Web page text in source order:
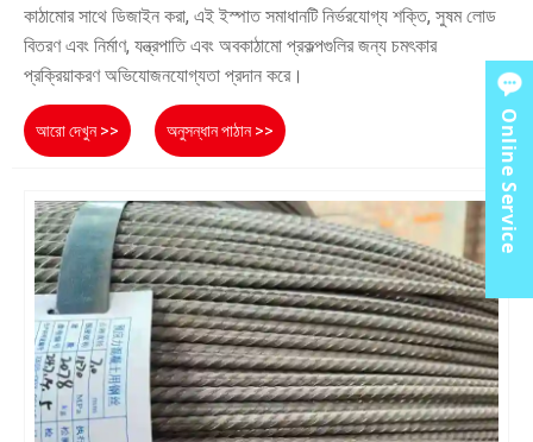
কাঠামোর সাথে ডিজাইন করা, এই ইস্পাত সমাধানটি নির্ভরযোগ্য শক্তি, সুষম লোড
বিতরণ এবং নির্মাণ, যন্ত্রপাতি এবং অবকাঠামো প্রকল্পগুলির জন্য চমৎকার
প্রক্রিয়াকরণ অভিযোজনযোগ্যতা প্রদান করে।
আরো দেখুন >> অনুসন্ধান পাঠান >> Online Service